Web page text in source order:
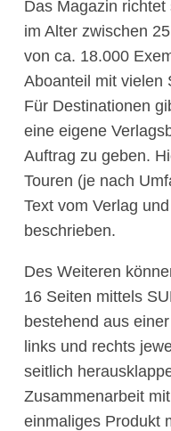
Das Magazin
im Alter zwischen
von ca. 18.000
Aboanteil mit vielen
Für Destinationen
eine eigene
Auftrag zu geben.
Touren (je nach
Text vom Verlag
beschrieben.
Des Weiteren
16 Seiten mittels
bestehend aus
links und rechts
seitlich
Zusammenarbeit
einmaliges Produkt